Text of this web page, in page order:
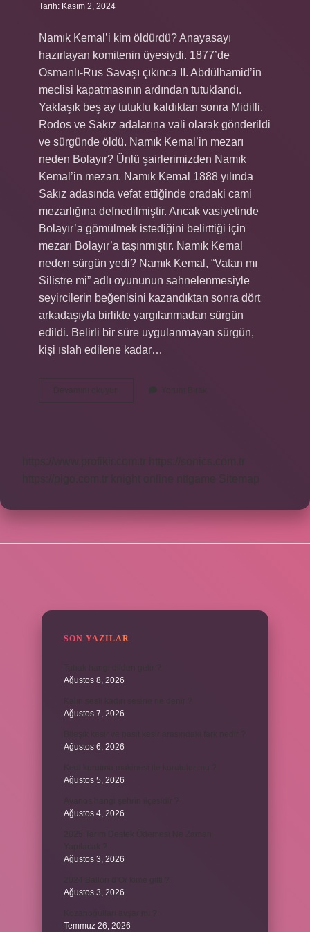
Tarih: Kasım 2, 2024
Namık Kemal’i kim öldürdü? Anayasayı
hazırlayan komitenin üyesiydi. 1877’de
Osmanlı-Rus Savaşı çıkınca II. Abdülhamid’in
meclisi kapatmasının ardından tutuklandı.
Yaklaşık beş ay tutuklu kaldıktan sonra Midilli,
Rodos ve Sakız adalarına vali olarak gönderildi
ve sürgünde öldü. Namık Kemal’in mezarı
neden Bolayır? Ünlü şairlerimizden Namık
Kemal’in mezarı. Namık Kemal 1888 yılında
Sakız adasında vefat ettiğinde oradaki cami
mezarlığına defnedilmiştir. Ancak vasiyetinde
Bolayır’a gömülmek istediğini belirttiği için
mezarı Bolayır’a taşınmıştır. Namık Kemal
neden sürgün yedi? Namık Kemal, “Vatan mı
Silistre mi” adlı oyununun sahnelenmesiyle
seyircilerin beğenisini kazandıktan sonra dört
arkadaşıyla birlikte yargılanmadan sürgün
edildi. Belirli bir süre uygulanmayan sürgün,
kişi ıslah edilene kadar…
Devamını okuyun
Kemal
Yorum Bırak
https://www.profikir.com.tr
https://sonics.com.tr
https://pigo.com.tr
knight online nttgame Sitemap
SON YAZILAR
Ağustos 8, 2026
Ağustos 7, 2026
Ağustos 6, 2026
Ağustos 5, 2026
Ağustos 4, 2026
Ağustos 3, 2026
Ağustos 3, 2026
Temmuz 26, 2026